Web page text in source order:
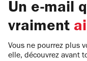
Un e-mail
vraiment
Vous ne pourrez plus
elle, découvrez avant